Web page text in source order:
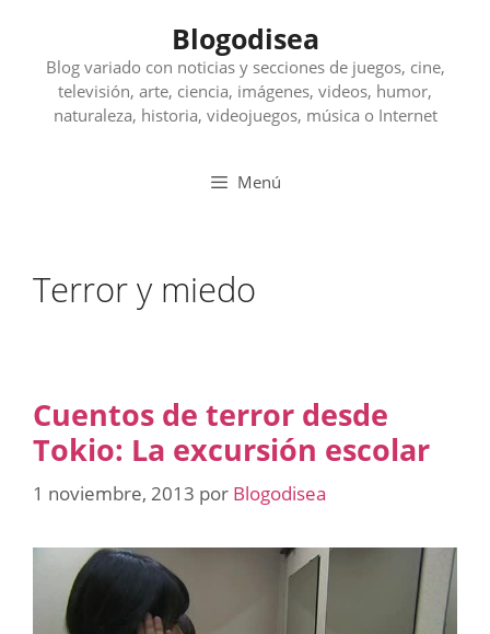
contenido
Blogodisea
Blog variado con noticias y secciones de juegos, cine,
televisión, arte, ciencia, imágenes, videos, humor,
naturaleza, historia, videojuegos, música o Internet
Menú
Terror y miedo
Cuentos de terror desde
Tokio: La excursión escolar
1 noviembre, 2013 por Blogodisea